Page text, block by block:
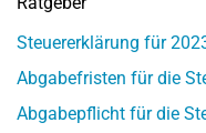
Steuererklärung für
Abgabefristen für die
Abgabepflicht für die